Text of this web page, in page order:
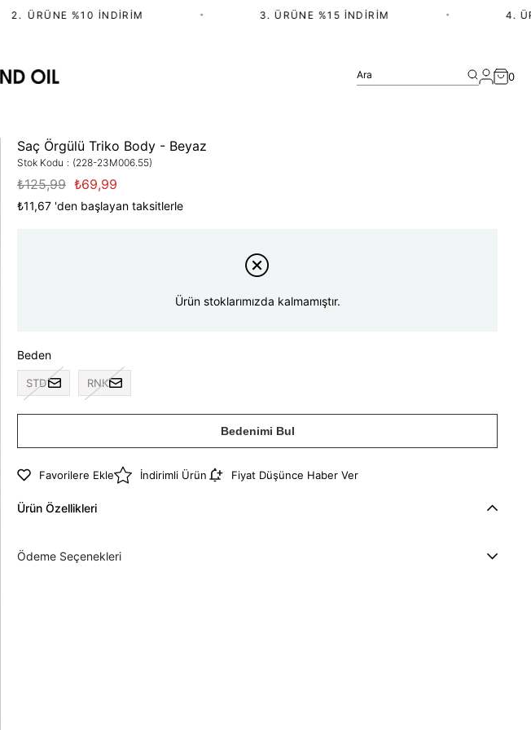
2.⁠ ⁠ÜRÜNE %10 İNDIRIM 3. ÜRÜNE %15 İNDIRIM 4.
Ara 0
Saç Örgülü Triko Body - Beyaz
Stok Kodu (228-23M006.55)
₺125,99 ₺69,99
₺11,67 'den başlayan taksitlerle
Ürün stoklarımızda kalmamıştır.
Beden
STD RNK
Bedenimi Bul
Favorilere Ekle İndirimli Ürün Fiyat Düşünce Haber Ver
Ürün Özellikleri
Ödeme Seçenekleri